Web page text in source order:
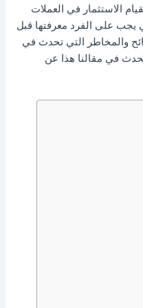
الاستثمار في العملات
يجب على الفرد معرفتها قبل
والمخاطر التي تحدث في
في مقالنا هذا عن